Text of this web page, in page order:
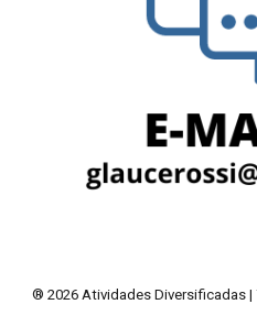
® 2026 Atividades Diversificadas